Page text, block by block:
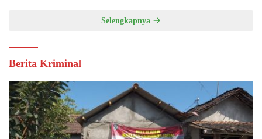
Selengkapnya
Berita Kriminal